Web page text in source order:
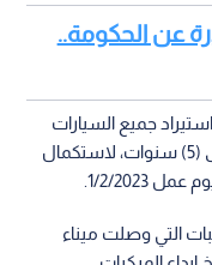
عن الحكومة..
جميع السيارات
التي مضى على تاريخ تصنيعها مدة تزيد على (5) سنوات، لاستكمال
1/2/2023.
التي وصلت ميناء